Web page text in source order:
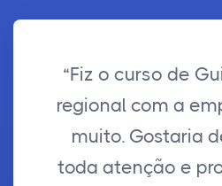
“Fiz o curso de
regional com a
muito. Gostaria
toda atenção e